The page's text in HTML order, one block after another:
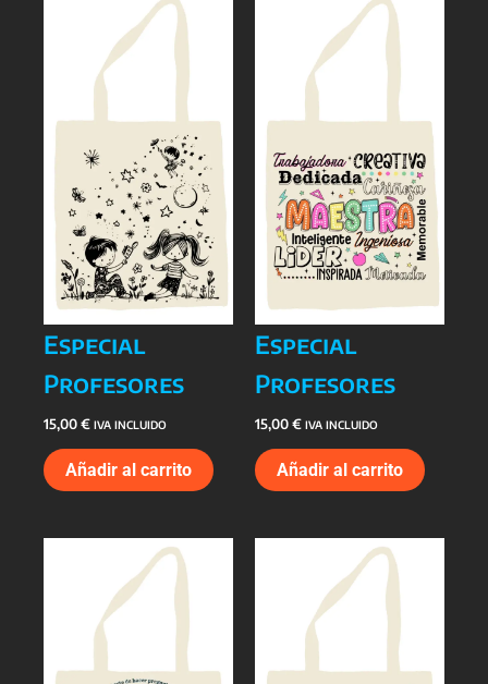
Especial
Profesores
15,00€ IVA INCLUIDO
Añadir al carrito
Especial
Profesores
15,00€ IVA INCLUIDO
Añadir al carrito